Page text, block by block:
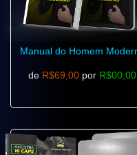
Manual do Homem
de R$69,00 por R$00,00